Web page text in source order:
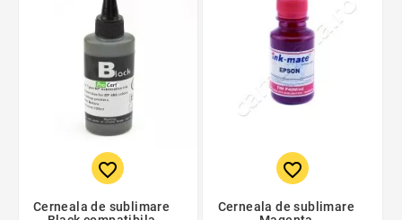
favorite_border
Cerneala de sublimare
favorite_border
Cerneala de sublimare